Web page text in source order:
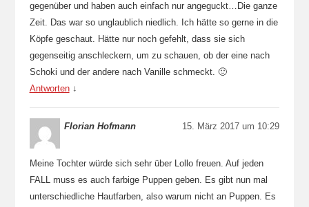
gegenüber und haben auch einfach nur angeguckt…Die ganze
Zeit. Das war so unglaublich niedlich. Ich hätte so gerne in die
Köpfe geschaut. Hätte nur noch gefehlt, dass sie sich
gegenseitig anschleckern, um zu schauen, ob der eine nach
Schoki und der andere nach Vanille schmeckt. 🙂
Antworten ↓
Florian Hofmann 15. März 2017 um 10:29
Meine Tochter würde sich sehr über Lollo freuen. Auf jeden
FALL muss es auch farbige Puppen geben. Es gibt nun mal
unterschiedliche Hautfarben, also warum nicht an Puppen. Es